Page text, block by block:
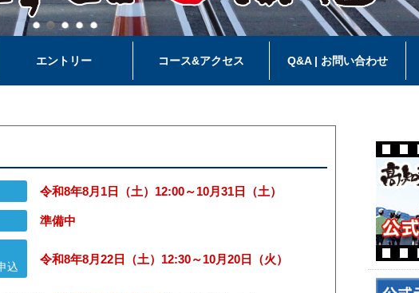
エントリー コース&アクセス Q&A | お問い合わせ
令和8年8月1日（土）12:00～10月31日（土）
準備中​
込
令和8年8月22日（土）12:30～10月20日（火）